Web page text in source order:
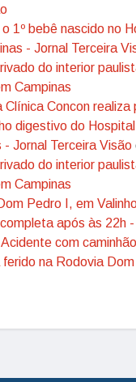
1º bebê nascido no
- Jornal Terceira
do interior
Campinas
Clínica Concon realiza
digestivo do
- Jornal Terceira Visão
do interior
Campinas
Pedro I, em
após às 22h
Acidente com
na Rodovia